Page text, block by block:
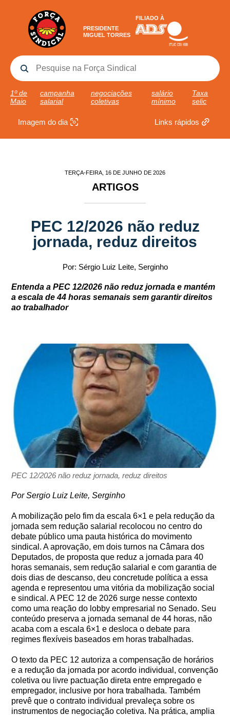
PRESIDENTE
MIGUEL TORRES
FILIADO À
1º de
Maio
campanha
salarial
negociações
coletivas
salário
mínimo
Taxa
selic
Imagem do dia Links rápidos
TERÇA-FEIRA, 16 DE JUNHO DE 2026
ARTIGOS
PEC 12/2026 não reduz
jornada, reduz direitos
Por: Sérgio Luiz Leite, Serginho
Entenda a PEC 12/2026 não reduz jornada e mantém
a escala de 44 horas semanais sem garantir direitos
ao trabalhador
PEC 12/2026 não reduz jornada, reduz direitos
Por Sergio Luiz Leite, Serginho
A mobilização pelo fim da escala 6×1 e pela redução da
jornada sem redução salarial recolocou no centro do
debate público uma pauta histórica do movimento
sindical. A aprovação, em dois turnos na Câmara dos
Deputados, de proposta que reduz a jornada para 40
horas semanais, sem redução salarial e com garantia de
dois dias de descanso, deu concretude política a essa
agenda e representou uma vitória da mobilização social
e sindical. A PEC 12 de 2026 surge nesse contexto
como uma reação do lobby empresarial no Senado. Seu
conteúdo preserva a jornada semanal de 44 horas, não
acaba com a escala 6×1 e desloca o debate para
regimes flexíveis baseados em horas trabalhadas.
O texto da PEC 12 autoriza a compensação de horários
e a redução da jornada por acordo individual, convenção
coletiva ou livre pactuação direta entre empregado e
empregador, inclusive por hora trabalhada. Também
prevê que o contrato individual prevaleça sobre os
instrumentos de negociação coletiva. Na prática, amplia